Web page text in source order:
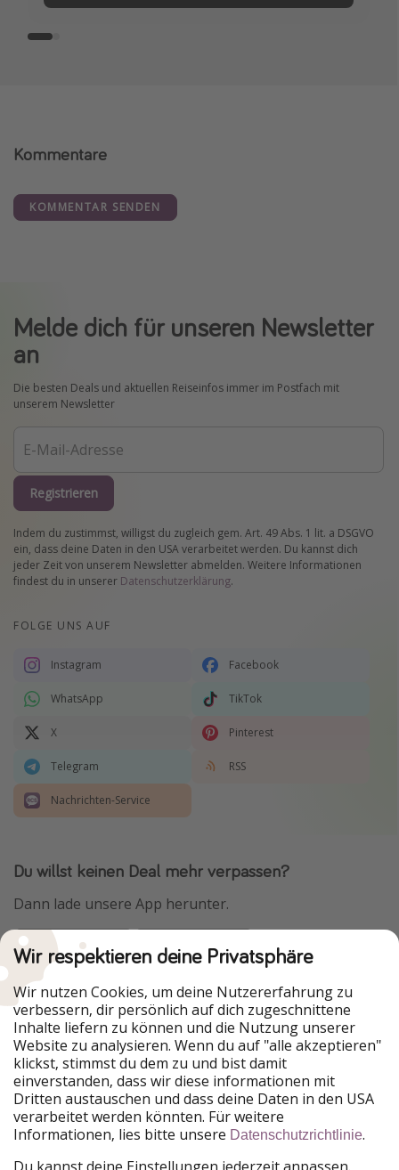
Kommentare
KOMMENTAR SENDEN
Melde dich für unseren Newsletter
an
Die besten Deals und aktuellen Reiseinfos immer im Postfach mit
unserem Newsletter
Registrieren
Indem du zustimmst, willigst du zugleich gem. Art. 49 Abs. 1 lit. a DSGVO
ein, dass deine Daten in den USA verarbeitet werden. Du kannst dich
jeder Zeit von unserem Newsletter abmelden. Weitere Informationen
findest du in unserer Datenschutzerklärung.
FOLGE UNS AUF
Instagram Facebook
WhatsApp TikTok
X Pinterest
Telegram RSS
Nachrichten-Service
Du willst keinen Deal mehr verpassen?
Dann lade unsere App herunter.
Urlaubspiraten ist Teil der HolidayPirates Group
Unsere Märkte
PiratinViaggio
HolidayPirates
VakantiePiraten
WakacyjniPiraci
VoyagesPirates
Ferienpiraten
Urlaubspiraten
ViajerosPiratas
TravelPirates
Wir respektieren deine Privatsphäre
Wir nutzen Cookies, um deine Nutzererfahrung zu
verbessern, dir persönlich auf dich zugeschnittene
Inhalte liefern zu können und die Nutzung unserer
Website zu analysieren. Wenn du auf "alle akzeptieren"
klickst, stimmst du dem zu und bist damit
einverstanden, dass wir diese informationen mit
Dritten austauschen und dass deine Daten in den USA
verarbeitet werden könnten. Für weitere
Informationen, lies bitte unsere Datenschutzrichtlinie.